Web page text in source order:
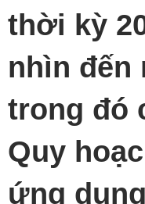
thời kỳ
nhìn đến
trong đó
Quy
ứng